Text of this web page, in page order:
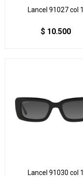
Lancel 91027 col 1
$ 10.500
Lancel 91030 col 1